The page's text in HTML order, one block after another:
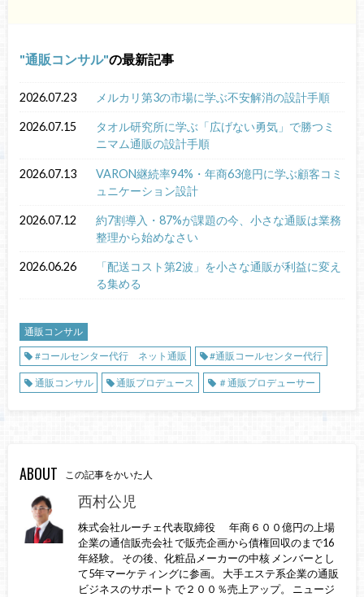
通販コンサル の最新記事
2026.07.23 メルカリ第3の市場に学ぶ不安解消の設計手順
2026.07.15
タオル研究所に学ぶ「広げない勇気」で勝つミ
ニマム通販の設計手順
2026.07.13
VARON継続率94%・年商63億円に学ぶ顧客コミ
ュニケーション設計
2026.07.12
約7割導入・87%が課題の今、小さな通販は業務
整理から始めなさい
2026.06.26
「配送コスト第2波」を小さな通販が利益に変え
る集める
通販コンサル
#コールセンター代行 ネット通販
#通販コールセンター代行
通販コンサル 通販プロデュース ＃通販プロデューサー
ABOUT この記事をかいた人
西村公児
株式会社ルーチェ代表取締役 年商６００億円の上場
企業の通信販売会社 で販売企画から債権回収のまで16
年経験。 その後、化粧品メーカーの中核 メンバーとし
て5年マーケティングに参画。 大手エステ系企業の通販
ビジネスのサポート で２００％売上アップ。 ニュージ